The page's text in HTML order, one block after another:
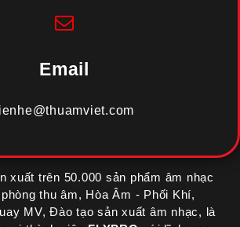
Email
lienhe@thuamviet.com
xuất trên 50.000 sản phẩm âm nhạc
thu âm, Hòa Âm - Phối Khí,
MV, Đào tạo sản xuất âm nhạc, là